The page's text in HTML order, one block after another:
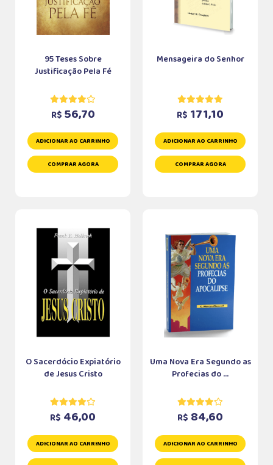
95 Teses Sobre
Justificação Pela Fé
R$ 56,70
ADICIONAR AO CARRINHO
COMPRAR AGORA
Mensageira do Senhor
R$ 171,10
ADICIONAR AO CARRINHO
COMPRAR AGORA
O Sacerdócio Expiatório
de Jesus Cristo
R$ 46,00
ADICIONAR AO CARRINHO
Uma Nova Era Segundo as
Profecias do ...
R$ 84,60
ADICIONAR AO CARRINHO